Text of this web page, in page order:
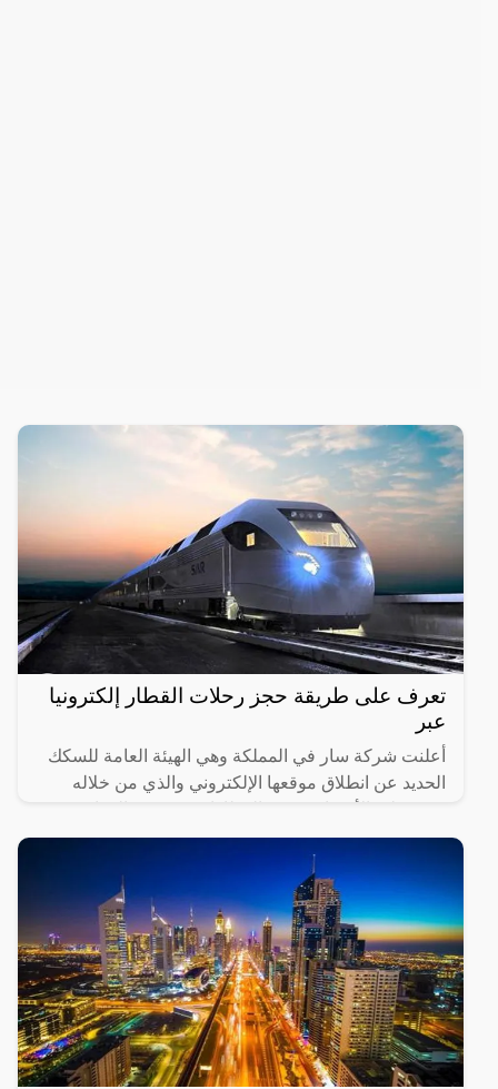
تعرف على طريقة حجز رحلات القطار إلكترونيا
عبر
أعلنت شركة سار في المملكة وهي الهيئة العامة للسكك
الحديد عن انطلاق موقعها الإلكتروني والذي من خلاله
المختلفة لها،